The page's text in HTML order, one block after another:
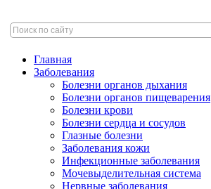
Главная
Заболевания
Болезни органов дыхания
Болезни органов пищеварения
Болезни крови
Болезни сердца и сосудов
Глазные болезни
Заболевания кожи
Инфекционные заболевания
Мочевыделительная система
Нервные заболевания